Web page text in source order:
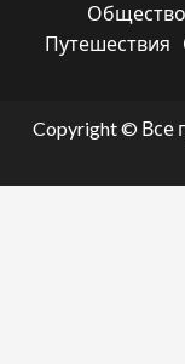
Общество
Путешествия
Copyright ©